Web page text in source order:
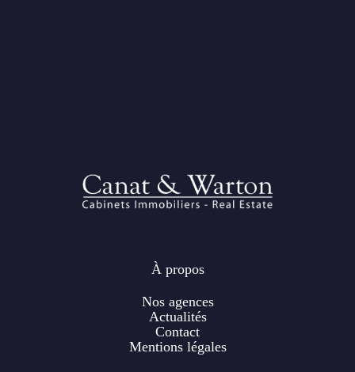
À propos
Nos agences
Actualités
Contact
Mentions légales